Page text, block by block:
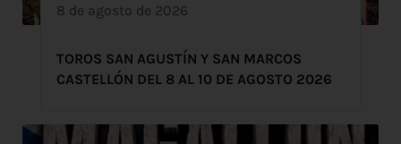
8 de agosto de 2026
TOROS SAN AGUSTÍN Y SAN MARCOS
CASTELLÓN DEL 8 AL 10 DE AGOSTO 2026